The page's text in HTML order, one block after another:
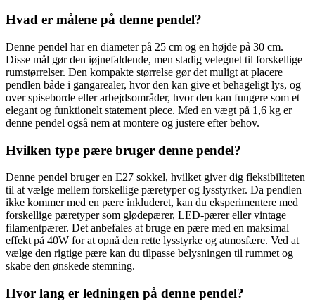
Hvad er målene på denne pendel?
Denne pendel har en diameter på 25 cm og en højde på 30 cm.
Disse mål gør den iøjnefaldende, men stadig velegnet til forskellige
rumstørrelser. Den kompakte størrelse gør det muligt at placere
pendlen både i gangarealer, hvor den kan give et behageligt lys, og
over spiseborde eller arbejdsområder, hvor den kan fungere som et
elegant og funktionelt statement piece. Med en vægt på 1,6 kg er
denne pendel også nem at montere og justere efter behov.
Hvilken type pære bruger denne pendel?
Denne pendel bruger en E27 sokkel, hvilket giver dig fleksibiliteten
til at vælge mellem forskellige pæretyper og lysstyrker. Da pendlen
ikke kommer med en pære inkluderet, kan du eksperimentere med
forskellige pæretyper som glødepærer, LED-pærer eller vintage
filamentpærer. Det anbefales at bruge en pære med en maksimal
effekt på 40W for at opnå den rette lysstyrke og atmosfære. Ved at
vælge den rigtige pære kan du tilpasse belysningen til rummet og
skabe den ønskede stemning.
Hvor lang er ledningen på denne pendel?